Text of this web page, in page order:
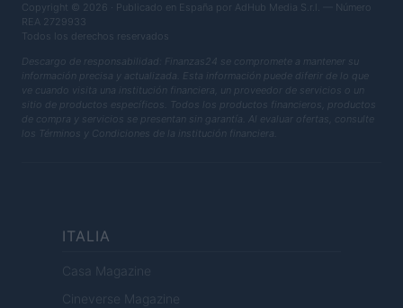
Copyright © 2026 · Publicado en España por AdHub Media S.r.l. — Número
REA 2729933
Todos los derechos reservados
Descargo de responsabilidad: Finanzas24 se compromete a mantener su
información precisa y actualizada. Esta información puede diferir de lo que
ve cuando visita una institución financiera, un proveedor de servicios o un
sitio de productos específicos. Todos los productos financieros, productos
de compra y servicios se presentan sin garantía. Al evaluar ofertas, consulte
los Términos y Condiciones de la institución financiera.
ITALIA
Casa Magazine
Cineverse Magazine